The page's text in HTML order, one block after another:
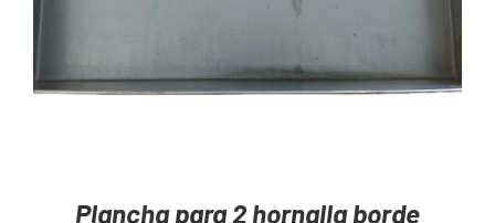
Plancha para 2 hornalla borde